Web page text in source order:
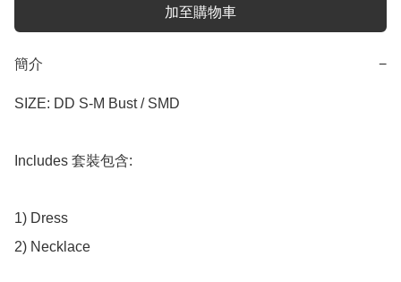
加至購物車
簡介 −
SIZE: DD S-M Bust / SMD
Includes 套裝包含:
1) Dress
2) Necklace